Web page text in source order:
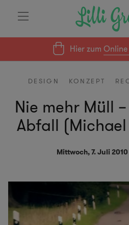
Hier zum
DESIGN KONZEPT
Nie mehr Müll
Abfall
Mittwoch, 7. Juli 2010